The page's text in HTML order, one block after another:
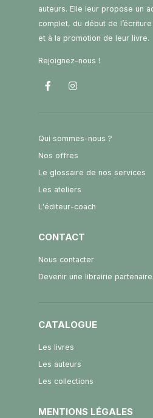
auteurs. Elle leur propose un
complet, du début de
et à la promotion de leur livre.
Rejoignez-nous !
Qui sommes-nous ?
Nos offres
Le glossaire de nos services
Les ateliers
L'éditeur-coach
CONTACT
Nous contacter
Devenir une librairie partenaire
CATALOGUE
Les livres
Les auteurs
Les collections
MENTIONS LÉGALES